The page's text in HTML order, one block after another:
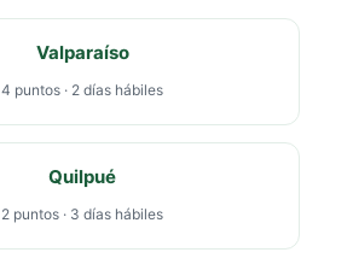
Valparaíso
4 puntos · 2 días hábiles
Quilpué
2 puntos · 3 días hábiles